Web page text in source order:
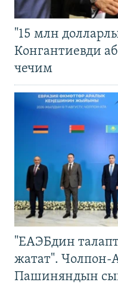
"15 млн
Конгантиевди
чечим
"ЕАЭБдин
жатат". Чолпон-
Пашиняндын